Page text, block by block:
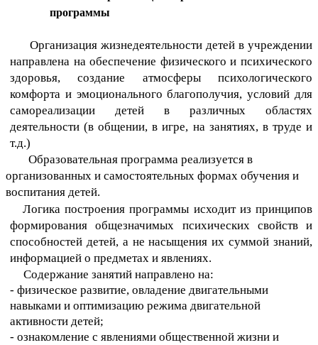
программы
Организация жизнедеятельности детей в учреждении
направлена на обеспечение физического и психического
здоровья, создание атмосферы психологического
комфорта и эмоционального благополучия, условий для
самореализации детей в различных областях
деятельности (в общении, в игре, на занятиях, в труде и
т.д.)
Образовательная программа реализуется в
организованных и самостоятельных формах обучения и
воспитания детей.
Логика построения программы исходит из принципов
формирования общезначимых психических свойств и
способностей детей, а не насыщения их суммой знаний,
информацией о предметах и явлениях.
Содержание занятий направлено на:
- физическое развитие, овладение двигательными
навыками и оптимизацию режима двигательной
активности детей;
- ознакомление с явлениями общественной жизни и